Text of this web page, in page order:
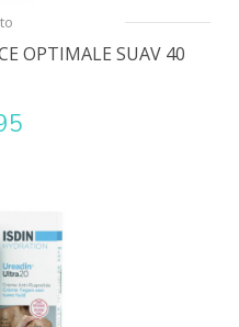
OPTIMALE SUAV 40